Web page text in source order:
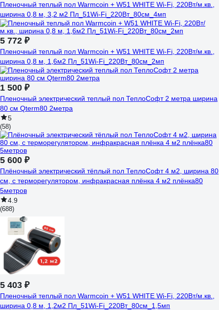
Пленочный теплый пол Warmcoin + W51 WHITE Wi-Fi, 220Вт/м.кв.,
ширина 0,8 м, 3,2 м2 Пл_51Wi-Fi_220Вт_80см_4мп
5 772 ₽
Пленочный теплый пол Warmcoin + W51 WHITE Wi-Fi, 220Вт/м.кв.,
ширина 0,8 м, 1,6м2 Пл_51Wi-Fi_220Вт_80см_2мп
1 500 ₽
Пленочный электрический теплый пол ТеплоСофт 2 метра ширина
80 см Qterm80 2метра
5
(58)
5 600 ₽
Плёночный электрический тёплый пол ТеплоСофт 4 м2, ширина 80
см, с терморегулятором, инфракрасная плёнка 4 м2 плёнка80
5метров
4.9
(688)
5 403 ₽
Пленочный теплый пол Warmcoin + W51 WHITE Wi-Fi, 220Вт/м.кв.,
ширина 0,8 м, 1,2м2 Пл_51Wi-Fi_220Вт_80см_1,5мп